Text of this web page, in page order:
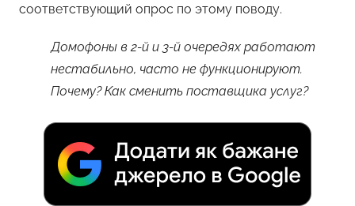
соответствующий опрос по этому поводу.
Домофоны в 2-й и 3-й очередях работают
нестабильно, часто не функционируют.
Почему? Как сменить поставщика услуг?